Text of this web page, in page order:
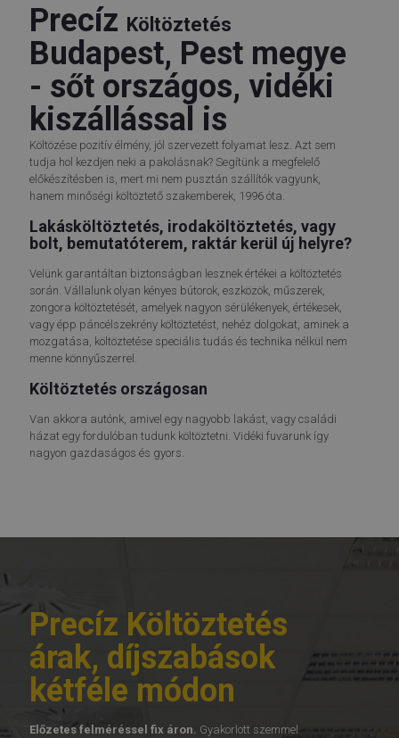
Precíz Költöztetés
Budapest, Pest megye
- sőt országos, vidéki
kiszállással is
Költözése pozitív élmény, jól szervezett folyamat lesz. Azt sem
tudja hol kezdjen neki a pakolásnak? Segítünk a megfelelő
előkészítésben is, mert mi nem pusztán szállítók vagyunk,
hanem minőségi költöztető szakemberek, 1996 óta.
Lakásköltöztetés, irodaköltöztetés, vagy
bolt, bemutatóterem, raktár kerül új helyre?
Velünk garantáltan biztonságban lesznek értékei a költöztetés
során. Vállalunk olyan kényes bútorok, eszközök, műszerek,
zongora költöztetését, amelyek nagyon sérülékenyek, értékesek,
vagy épp páncélszekrény költöztetést, nehéz dolgokat, aminek a
mozgatása, költöztetése speciális tudás és technika nélkül nem
menne könnyűszerrel.
Költöztetés országosan
Van akkora autónk, amivel egy nagyobb lakást, vagy családi
házat egy fordulóban tudunk költöztetni. Vidéki fuvarunk így
nagyon gazdaságos és gyors.
Precíz Költöztetés
árak, díjszabások
kétféle módon
Előzetes felméréssel fix áron. Gyakorlott szemmel